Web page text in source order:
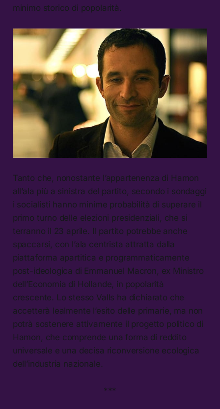
minimo storico di popolarità.
Tanto che, nonostante l’appartenenza di Hamon
all’ala più a sinistra del partito, secondo i sondaggi
i socialisti hanno minime probabilità di superare il
primo turno delle elezioni presidenziali, che si
terranno il 23 aprile. Il partito potrebbe anche
spaccarsi, con l’ala centrista attratta dalla
piattaforma apartitica e programmaticamente
post-ideologica di Emmanuel Macron, ex Ministro
dell’Economia di Hollande, in popolarità
crescente. Lo stesso Valls ha dichiarato che
accetterà lealmente l’esito delle primarie, ma non
potrà sostenere attivamente il progetto politico di
Hamon, che comprende una forma di reddito
universale e una decisa riconversione ecologica
dell’industria nazionale.
***